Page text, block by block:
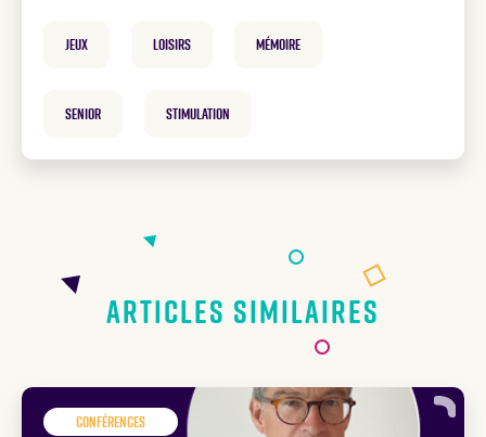
Jeux loisirs mémoire
Senior Stimulation
Articles similaires
Conférences